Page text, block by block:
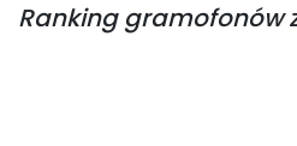
Ranking gramofonów